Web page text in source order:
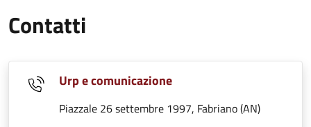
Contatti
Urp e comunicazione
Piazzale 26 settembre 1997, Fabriano (AN)